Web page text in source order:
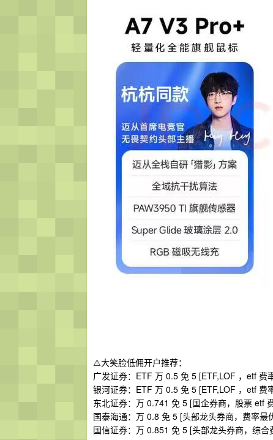
⚠️大笑脸低佣开户推荐：
广发证券：ETF 万 0.5 免 5 [ETF,LOF ，etf
银河证券：ETF 万 0.5 免 5 [ETF,LOF ，etf 费
东北证券：万 0.741 免 5 [国企券商，股票 etf
国泰海通：万 0.8 免 5 [头部龙头券商，费率最
国信证券：万 0.851 免 5 [头部龙头券商，综合